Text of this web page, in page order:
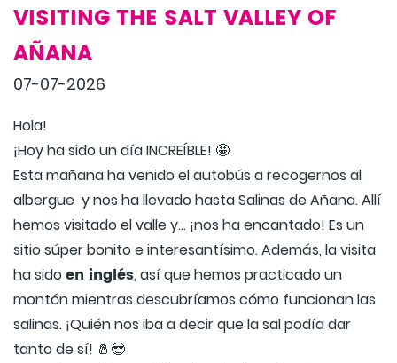
VISITING THE SALT VALLEY OF
AÑANA
07-07-2026
Hola!
¡Hoy ha sido un día INCREÍBLE! 🤩
Esta mañana ha venido el autobús a recogernos al
albergue y nos ha llevado hasta Salinas de Añana. Allí
hemos visitado el valle y... ¡nos ha encantado! Es un
sitio súper bonito e interesantísimo. Además, la visita
ha sidoen inglés, así que hemos practicado un
montón mientras descubríamos cómo funcionan las
salinas. ¡Quién nos iba a decir que la sal podía dar
tanto de sí! 🧂😎